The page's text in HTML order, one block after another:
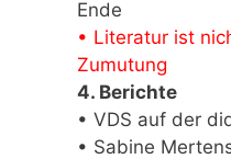
Ende
• Literatur ist
Zumutung
4. Berichte
• VDS auf der
• Sabine